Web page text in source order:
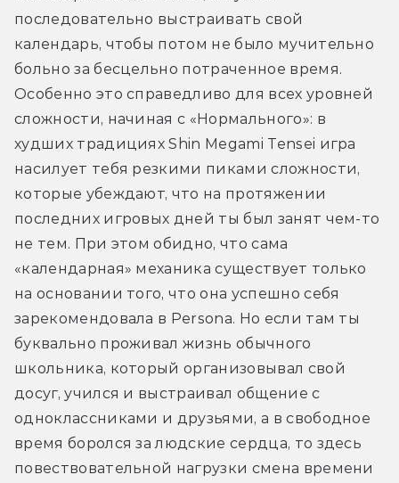
последовательно выстраивать свой
календарь, чтобы потом не было мучительно
больно за бесцельно потраченное время.
Особенно это справедливо для всех уровней
сложности, начиная с «Нормального»: в
худших традициях Shin Megami Tensei игра
насилует тебя резкими пиками сложности,
которые убеждают, что на протяжении
последних игровых дней ты был занят чем-то
не тем. При этом обидно, что сама
«календарная» механика существует только
на основании того, что она успешно себя
зарекомендовала в Persona. Но если там ты
буквально проживал жизнь обычного
школьника, который организовывал свой
досуг, учился и выстраивал общение с
одноклассниками и друзьями, а в свободное
время боролся за людские сердца, то здесь
повествовательной нагрузки смена времени